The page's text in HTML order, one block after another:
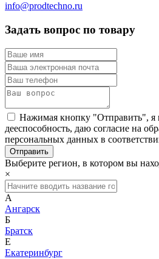
info@prodtechno.ru
Задать вопрос по товару
Нажимая кнопку "Отправить", я
дееспособность, даю согласие на
персональных данных в
Выберите регион, в котором вы
×
А
Ангарск
Б
Братск
Е
Екатеринбург